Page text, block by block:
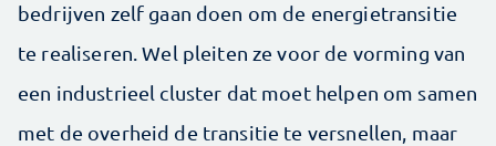
bedrijven zelf gaan doen om de energietransitie
te realiseren. Wel pleiten ze voor de vorming van
een industrieel cluster dat moet helpen om samen
met de overheid de transitie te versnellen, maar